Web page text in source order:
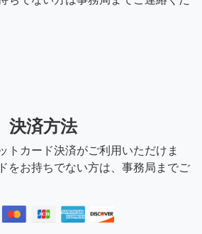
決済方法
トカード決済がご利用いただけま
をお持ちでない方は、事務局までご